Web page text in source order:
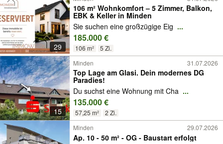
29
106 m² Wohnkomfort – 5 Zimmer, Balkon,
EBK & Keller in Minden
Sie suchen eine großzügige Eig ...
185.000 €
106 m² 5 Zi.
15
Minden 31.07.2026
Top Lage am Glasi. Dein modernes DG
Paradies!
Du suchst eine Wohnung mit Cha ...
135.000 €
57,25 m² 2 Zi.
Minden 29.07.2026
Ap. 10 - 50 m² - OG - Baustart erfolgt